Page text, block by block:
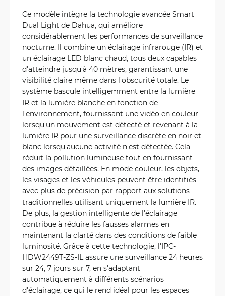
Ce modèle intègre la technologie avancée Smart
Dual Light de Dahua, qui améliore
considérablement les performances de surveillance
nocturne. Il combine un éclairage infrarouge (IR) et
un éclairage LED blanc chaud, tous deux capables
d'atteindre jusqu'à 40 mètres, garantissant une
visibilité claire même dans l'obscurité totale. Le
système bascule intelligemment entre la lumière
IR et la lumière blanche en fonction de
l'environnement, fournissant une vidéo en couleur
lorsqu'un mouvement est détecté et revenant à la
lumière IR pour une surveillance discrète en noir et
blanc lorsqu'aucune activité n'est détectée. Cela
réduit la pollution lumineuse tout en fournissant
des images détaillées. En mode couleur, les objets,
les visages et les véhicules peuvent être identifiés
avec plus de précision par rapport aux solutions
traditionnelles utilisant uniquement la lumière IR.
De plus, la gestion intelligente de l'éclairage
contribue à réduire les fausses alarmes en
maintenant la clarté dans des conditions de faible
luminosité. Grâce à cette technologie, l'IPC-
HDW2449T-ZS-IL assure une surveillance 24 heures
sur 24, 7 jours sur 7, en s'adaptant
automatiquement à différents scénarios
d'éclairage, ce qui le rend idéal pour les espaces